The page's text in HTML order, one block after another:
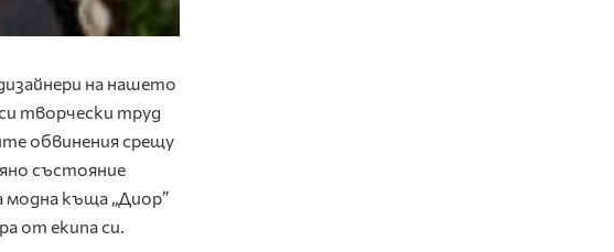
на нашето
творчески труд
обвинения срещу
състояние
модна къща „Диор”
от екипа си.